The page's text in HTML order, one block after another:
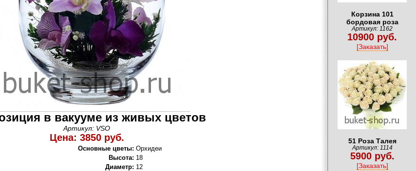
в вакууме из живых цветов
Артикул: VSO
Цена: 3850 руб.
Основные цветы: Орхидеи
Высота: 18
Диаметр: 12
Корзина 101
бордовая роза
Артикул: 1162
10900 руб.
[Заказать]
51 Роза Талея
Артикул: 1114
5900 руб.
[Заказать]